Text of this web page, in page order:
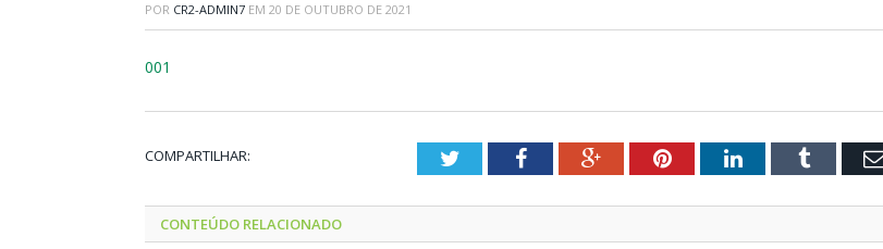
POR CR2-ADMIN7 EM 20 DE OUTUBRO DE 2021
001
COMPARTILHAR: TwitterFacebookGoogle+PinterestLinkedInTumblr
CONTEÚDO RELACIONADO